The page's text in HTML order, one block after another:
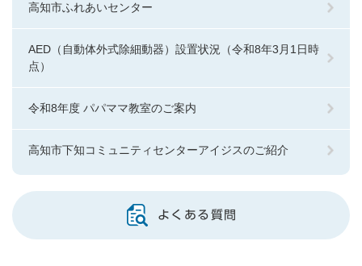
高知市ふれあいセンター
AED（自動体外式除細動器）設置状況（令和8年3月1日時
点）
令和8年度 パパママ教室のご案内
高知市下知コミュニティセンターアイジスのご紹介
よくある質問